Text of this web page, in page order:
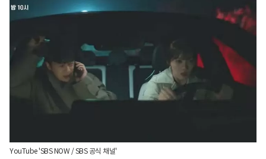
YouTube 'SBS NOW / SBS 공식 채널'